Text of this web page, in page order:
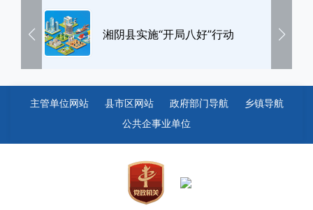
湘阴县实施“开局八好”行动
主管单位网站 县市区网站 政府部门导航
乡镇导航
公共企事业单位